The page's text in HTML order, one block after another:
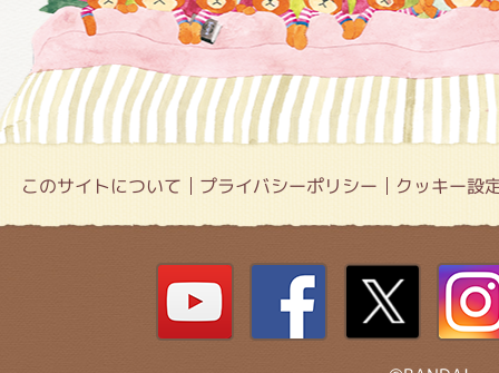
このサイトについて プライバシーポリシー クッキー設